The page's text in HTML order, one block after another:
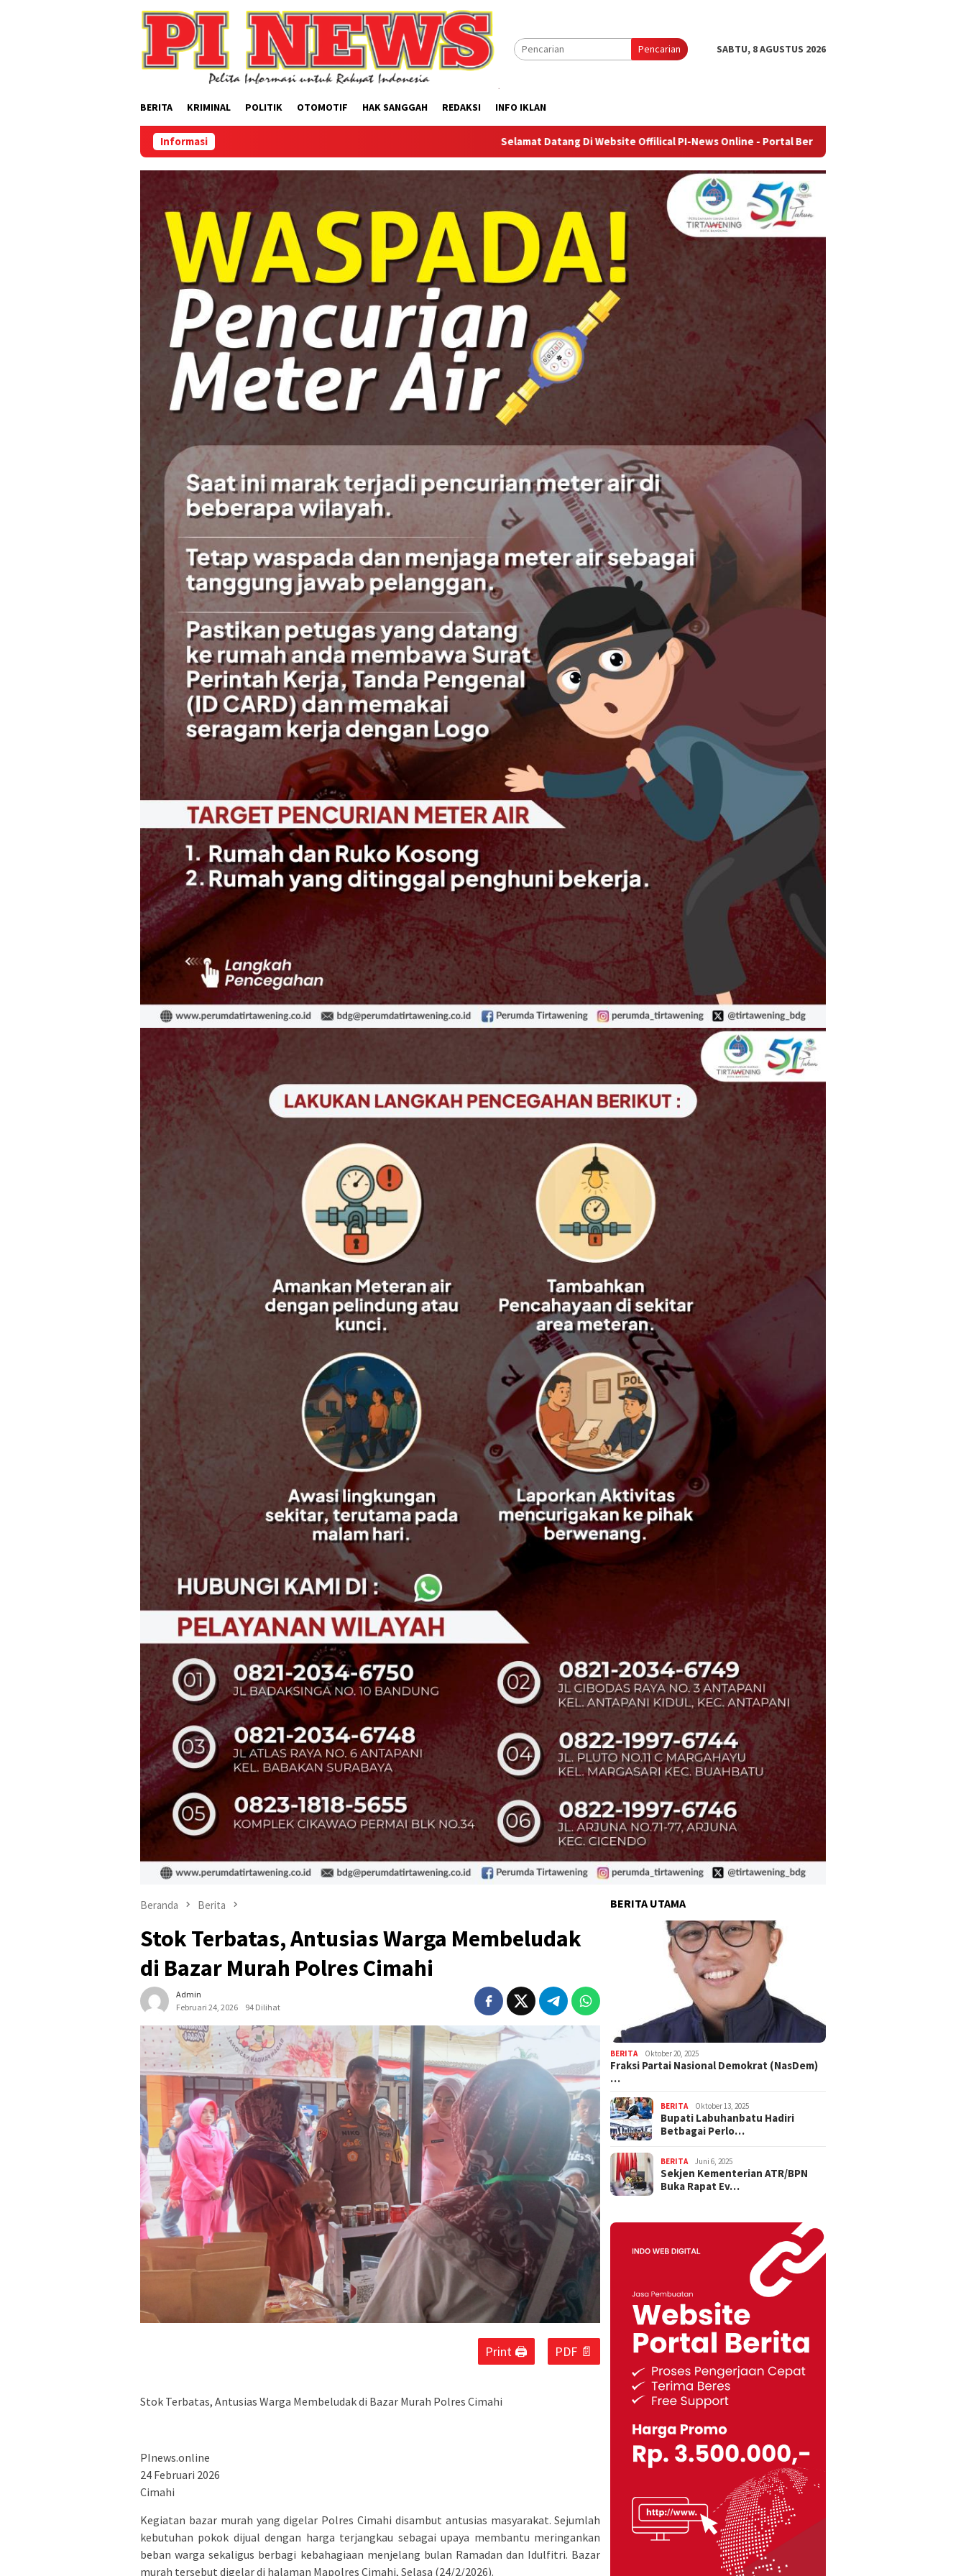
Pencarian
SABTU, 8 AGUSTUS 2026
BERITA KRIMINAL POLITIK OTOMOTIF HAK SANGGAH REDAKSI INFO IKLAN
Informasi Selamat Datang Di Website Offilical PI-News Online - Portal Berita Terupdate & Terpercaya
Beranda Berita
Stok Terbatas, Antusias Warga Membeludak
di Bazar Murah Polres Cimahi
Admin
Februari 24, 2026
94 Dilihat
Print 🖨 PDF 📄
Stok Terbatas, Antusias Warga Membeludak di Bazar Murah Polres Cimahi
PInews.online
24 Februari 2026
Cimahi
Kegiatan bazar murah yang digelar Polres Cimahi disambut antusias masyarakat. Sejumlah
kebutuhan pokok dijual dengan harga terjangkau sebagai upaya membantu meringankan
beban warga sekaligus berbagi kebahagiaan menjelang bulan Ramadan dan Idulfitri. Bazar
murah tersebut digelar di halaman Mapolres Cimahi, Selasa (24/2/2026).
BERITA UTAMA
BERITA Oktober 20, 2025
Fraksi Partai Nasional Demokrat (NasDem)
…
BERITA Oktober 13, 2025
Bupati Labuhanbatu Hadiri
Betbagai Perlo…
BERITA Juni 6, 2025
Sekjen Kementerian ATR/BPN
Buka Rapat Ev…